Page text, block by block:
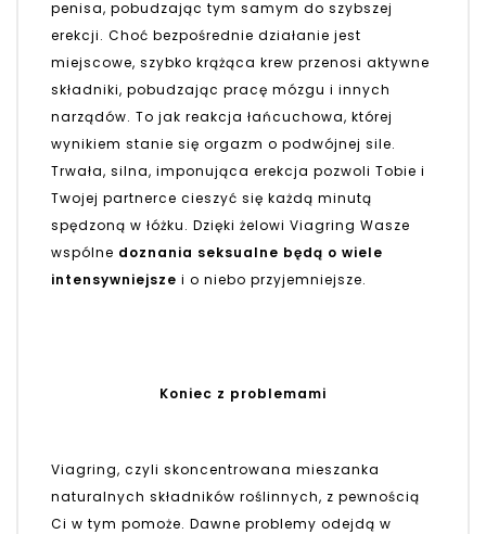
penisa, pobudzając tym samym do szybszej
erekcji. Choć bezpośrednie działanie jest
miejscowe, szybko krążąca krew przenosi aktywne
składniki, pobudzając pracę mózgu i innych
narządów. To jak reakcja łańcuchowa, której
wynikiem stanie się orgazm o podwójnej sile.
Trwała, silna, imponująca erekcja pozwoli Tobie i
Twojej partnerce cieszyć się każdą minutą
spędzoną w łóżku. Dzięki żelowi Viagring Wasze
wspólne doznania seksualne będą o wiele
intensywniejsze i o niebo przyjemniejsze.
Koniec z problemami
Viagring, czyli skoncentrowana mieszanka
naturalnych składników roślinnych, z pewnością
Ci w tym pomoże. Dawne problemy odejdą w